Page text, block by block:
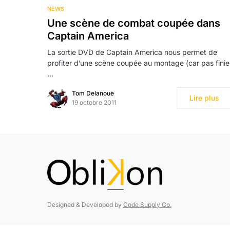
NEWS
Une scène de combat coupée dans
Captain America
La sortie DVD de Captain America nous permet de
profiter d’une scène coupée au montage (car pas
…
Tom Delanoue
19 octobre 2011
Lire plus
Designed & Developed by Code Supply Co.